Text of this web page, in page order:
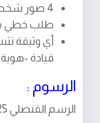
4 صور شخصية خلفية بيضاء
طلب خطي
أي وثيقة
قيادة -
الرسوم :
الرسم القنصلي 25 دولار